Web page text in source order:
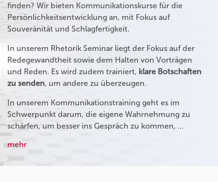
finden? Wir bieten Kommunikationskurse für die
Persönlichkeitsentwicklung an, mit Fokus auf
Souveränität und Schlagfertigkeit.
In unserem Rhetorik Seminar liegt der Fokus auf der
Redegewandtheit sowie dem Halten von Vorträgen
und Reden. Es wird zudem trainiert, klare Botschaften
zu senden, um andere zu überzeugen.
In unserem Kommunikationstraining geht es im
Schwerpunkt darum, die eigene Wahrnehmung zu
schärfen, um besser ins Gespräch zu kommen, …
mehr